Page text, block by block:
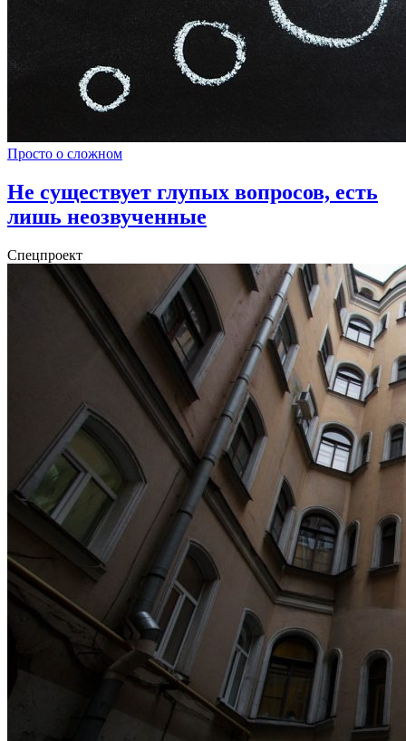
Просто о сложном
Не существует глупых вопросов, есть
лишь неозвученные
Спецпроект